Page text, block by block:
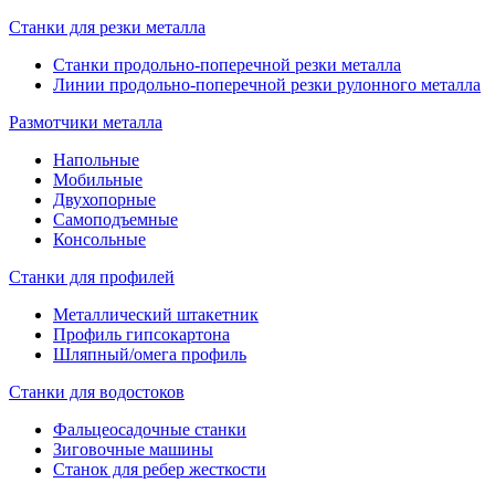
Станки для резки металла
Станки продольно-поперечной резки металла
Линии продольно-поперечной резки рулонного металла
Размотчики металла
Напольные
Мобильные
Двухопорные
Самоподъемные
Консольные
Станки для профилей
Металлический штакетник
Профиль гипсокартона
Шляпный/омега профиль
Станки для водостоков
Фальцеосадочные станки
Зиговочные машины
Станок для ребер жесткости